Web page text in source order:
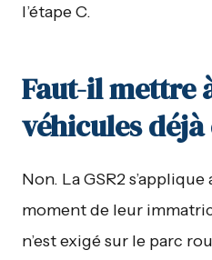
l’étape C.
Faut-il mettre
véhicules déjà
Non. La GSR2
moment de leur
n’est exigé sur le parc